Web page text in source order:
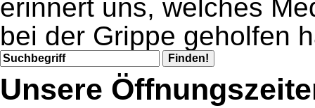
erinnert uns, welches
bei der Grippe geholfen
Unsere